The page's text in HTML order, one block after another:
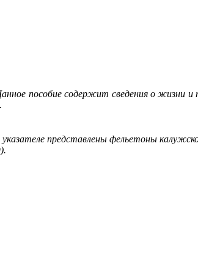
пособие содержит сведения о жизни
представлены фельетоны